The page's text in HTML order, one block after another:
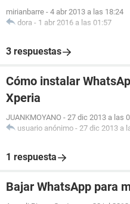
mirianbarre - 4 abr 2013 a las 18:24
dora - 1 abr 2016 a las 01:57
3 respuestas
Cómo instalar
Xperia
JUANKMOYANO - 27 dic 2013 a las
usuario anónimo - 27 dic 2013 a
1 respuesta
Bajar WhatsApp para